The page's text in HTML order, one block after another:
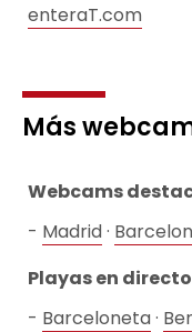
enteraT.com
Más
Webcams
Madrid·
Playas en directo
Barceloneta·